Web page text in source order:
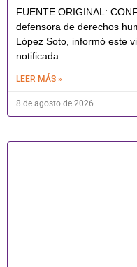
FUENTE ORIGINAL:
defensora de derechos
López Soto, informó este
notificada
LEER MÁS »
8 de agosto de 2026